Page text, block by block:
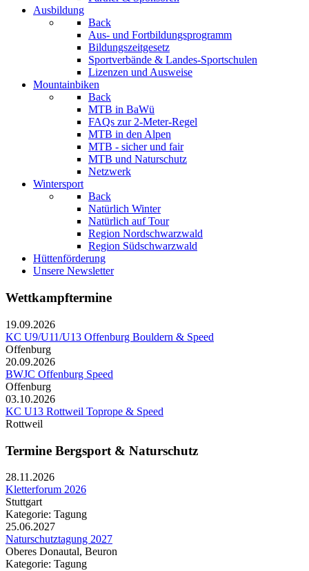
Ausbildung
Back
Aus- und Fortbildungsprogramm
Bildungszeitgesetz
Sportverbände & Landes-Sportschulen
Lizenzen und Ausweise
Mountainbiken
Back
MTB in BaWü
FAQs zur 2-Meter-Regel
MTB in den Alpen
MTB - sicher und fair
MTB und Naturschutz
Netzwerk
Wintersport
Back
Natürlich Winter
Natürlich auf Tour
Region Nordschwarzwald
Region Südschwarzwald
Hüttenförderung
Unsere Newsletter
Wettkampftermine
19.09.2026
KC U9/U11/U13 Offenburg Bouldern & Speed
Offenburg
20.09.2026
BWJC Offenburg Speed
Offenburg
03.10.2026
KC U13 Rottweil Toprope & Speed
Rottweil
Termine Bergsport & Naturschutz
28.11.2026
Kletterforum 2026
Stuttgart
Kategorie: Tagung
25.06.2027
Naturschutztagung 2027
Oberes Donautal, Beuron
Kategorie: Tagung